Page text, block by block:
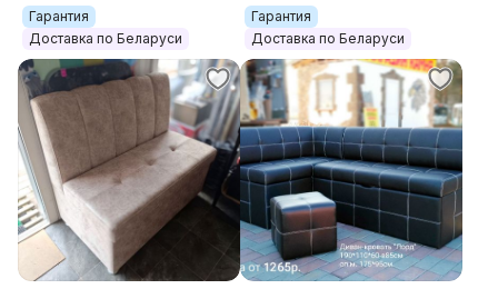
Гарантия
Доставка по Беларуси
Гарантия
Доставка по Беларуси